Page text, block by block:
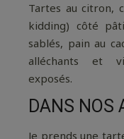
Tartes au citron,
kidding) côté
sablés, pain au
alléchants et
exposés.
DANS NOS
Je prends une